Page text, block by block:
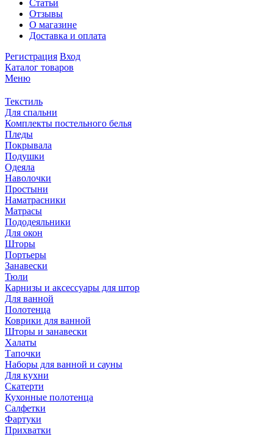
Статьи
Отзывы
О магазине
Доставка и оплата
Регистрация Вход
Каталог товаров
Меню
Текстиль
Для спальни
Комплекты постельного белья
Пледы
Покрывала
Подушки
Одеяла
Наволочки
Простыни
Наматрасники
Матрасы
Пододеяльники
Для окон
Шторы
Портьеры
Занавески
Тюли
Карнизы и аксессуары для штор
Для ванной
Полотенца
Коврики для ванной
Шторы и занавески
Халаты
Тапочки
Наборы для ванной и сауны
Для кухни
Скатерти
Кухонные полотенца
Салфетки
Фартуки
Прихватки